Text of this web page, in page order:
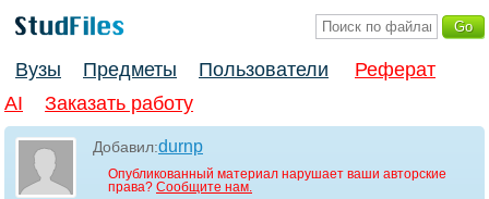
Вузы Предметы Пользователи
Реферат
AI
Заказать работу
Добавил:durnp
Опубликованный материал нарушает ваши авторские
права? Сообщите нам.